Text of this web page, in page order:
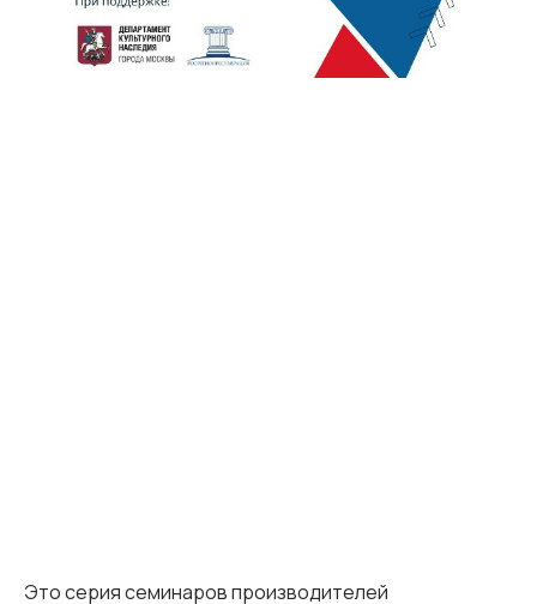
Это серия семинаров производителей